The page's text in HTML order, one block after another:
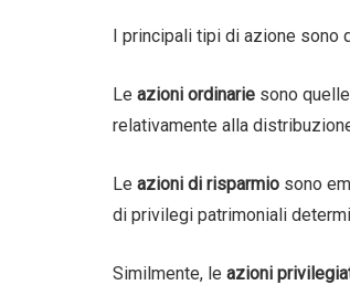
I principali tipi di azione sono
Le azioni ordinarie sono
relativamente alla
Le azioni di risparmio sono
di privilegi patrimoniali
Similmente, le azioni